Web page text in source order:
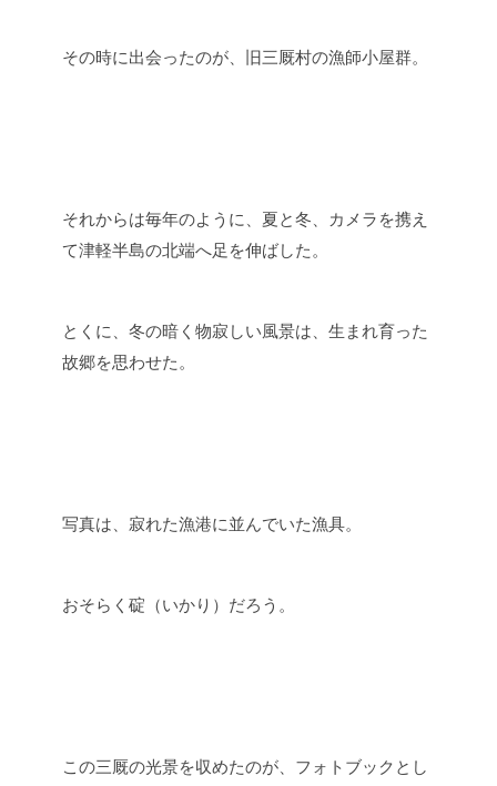
その時に出会ったのが、旧三厩村の漁師小屋群。
それからは毎年のように、夏と冬、カメラを携え
て津軽半島の北端へ足を伸ばした。
とくに、冬の暗く物寂しい風景は、生まれ育った
故郷を思わせた。
写真は、寂れた漁港に並んでいた漁具。
おそらく碇（いかり）だろう。
この三厩の光景を収めたのが、フォトブックとし